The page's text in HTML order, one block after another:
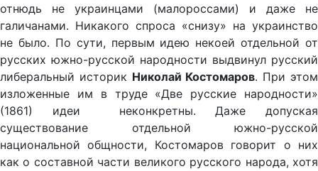
отнюдь не украинцами (малороссами) и даже не
галичанами. Никакого спроса «снизу» на украинство
не было. По сути, первым идею некоей отдельной от
русских южно-русской народности выдвинул русский
либеральный историк Николай Костомаров. При этом
изложенные им в труде «Две русские народности»
(1861) идеи неконкретны. Даже допуская
существование отдельной южно-русской
национальной общности, Костомаров говорит о них
как о составной части великого русского народа, хотя